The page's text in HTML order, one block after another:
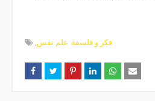
علم نفس فكر و فلسفة